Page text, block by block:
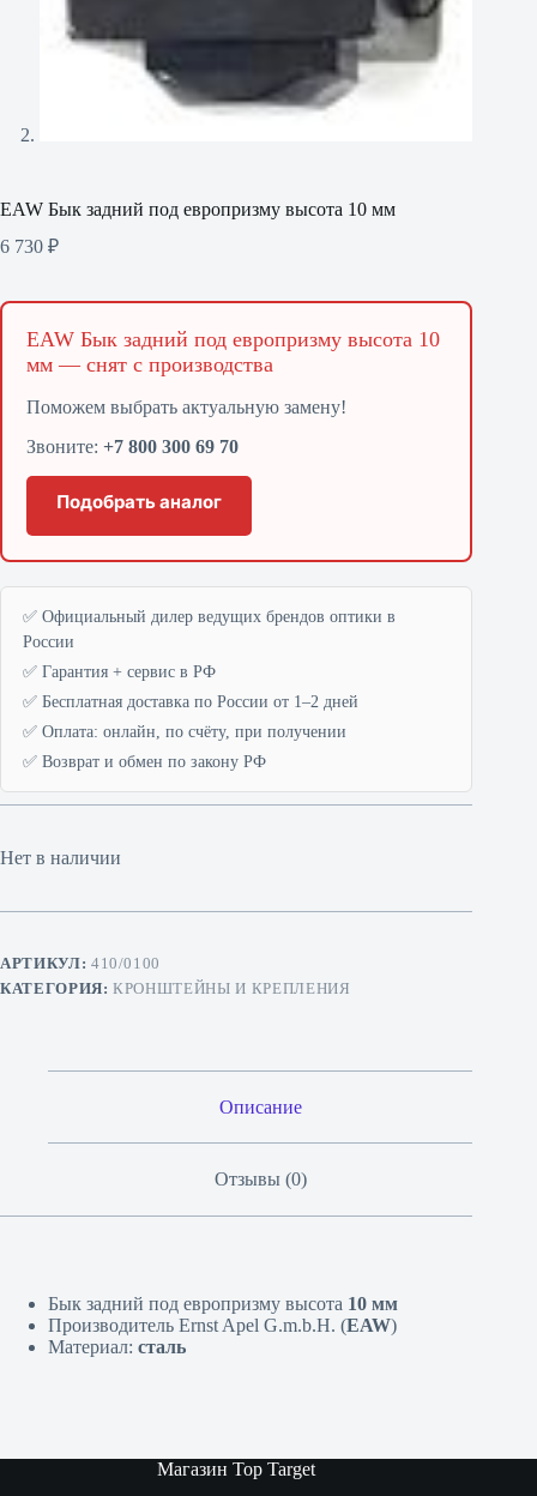
EAW Бык задний под европризму высота 10 мм
6 730 ₽
EAW Бык задний под европризму высота 10
мм — снят с производства
Поможем выбрать актуальную замену!
Звоните: +7 800 300 69 70
Подобрать аналог
✅ Официальный дилер ведущих брендов оптики в
России
✅ Гарантия + сервис в РФ
✅ Бесплатная доставка по России от 1–2 дней
✅ Оплата: онлайн, по счёту, при получении
✅ Возврат и обмен по закону РФ
Нет в наличии
АРТИКУЛ: 410/0100
КАТЕГОРИЯ:КРОНШТЕЙНЫ И КРЕПЛЕНИЯ
Описание
Отзывы (0)
Бык задний под европризму высота 10 мм
Производитель Ernst Apel G.m.b.H. (EAW)
Материал: сталь
Магазин Top Target